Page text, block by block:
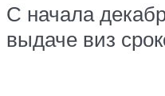
С начала
выдаче виз